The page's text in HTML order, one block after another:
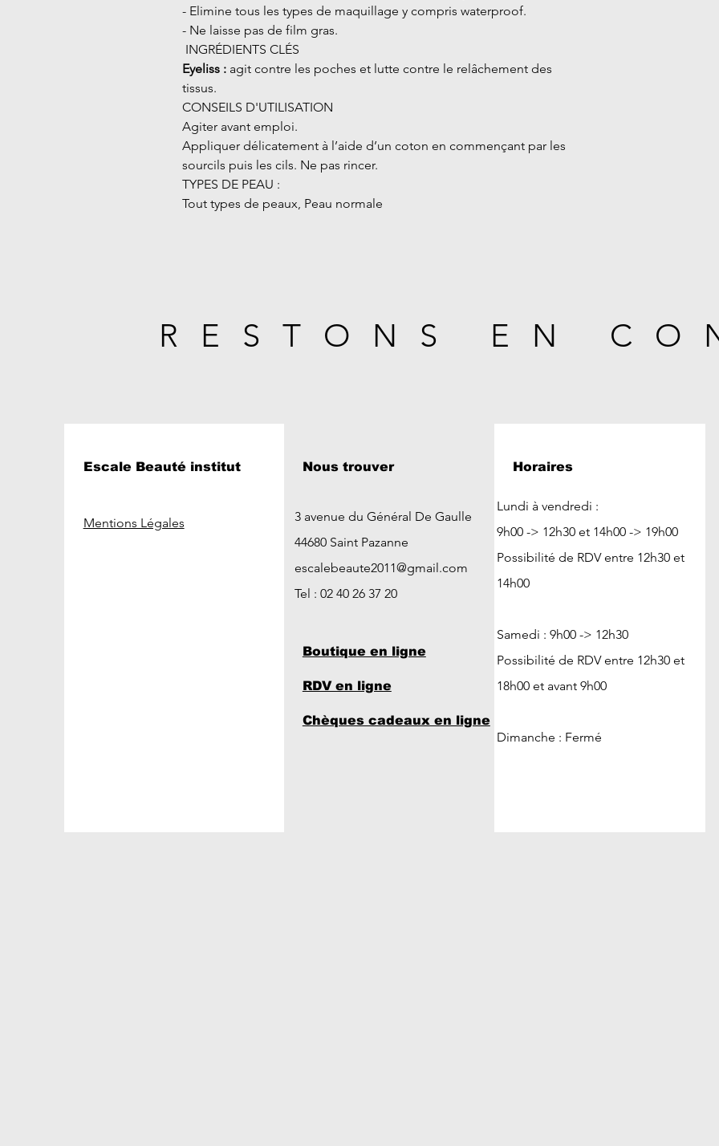
- Elimine tous les types de maquillage y compris waterproof.
- Ne laisse pas de film gras.
INGRÉDIENTS CLÉS
Eyeliss : agit contre les poches et lutte contre le relâchement des
tissus.
CONSEILS D'UTILISATION
Agiter avant emploi.
Appliquer délicatement à l’aide d’un coton en commençant par les
sourcils puis les cils. Ne pas rincer.
TYPES DE PEAU :
Tout types de peaux, Peau normale
RESTONS EN
Escale Beauté institut
Mentions Légales
Nous trouver
3 avenue du Général De Gaulle
44680 Saint Pazanne
escalebeaute2011@gmail.com
Tel : 02 40 26 37 20
Boutique en ligne
RDV en ligne
Chèques cadeaux en ligne
Horaires
Lundi à vendredi :
9h00 -> 12h30 et 14h00 -> 19h00
Possibilité de RDV entre 12h30 et
14h00
Samedi : 9h00 -> 12h30
Possibilité de RDV entre 12h30 et
18h00 et avant 9h00
Dimanche : Fermé